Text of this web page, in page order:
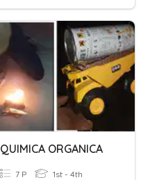
QUIMICA ORGANICA
7 P 1st - 4th